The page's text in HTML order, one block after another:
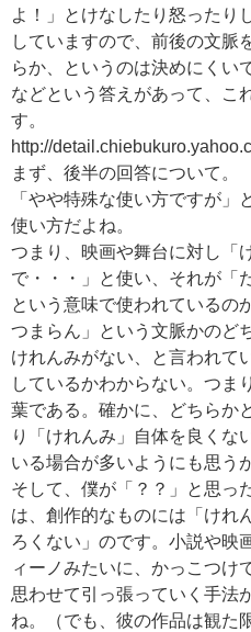
よ！」とけなしたり怒ったり
していますので、前後の文脈
らか、というのは決めにくい
などという答えがあって、こ
す。
http://
まず、後半の回答について。
「やや特殊な使い方ですが
使い方だよね。
つまり、映画や舞台に対し「
で・・・」と使い、それが「
という意味で使われているの
つまらん」という文脈かのど
けれんみがない、と言われて
しているかわからない。つま
葉である。確かに、どちらか
り「けれんみ」自体を良くな
いる場合が多いようにも思うが
そして、僕が「？？」と思っ
は、創作的なものには「けれ
ろくない」のです。小説や映
ィーノみたいに、かっこつけ
思わせて引っ張っていく手法
ね。（でも、彼の作品は観た